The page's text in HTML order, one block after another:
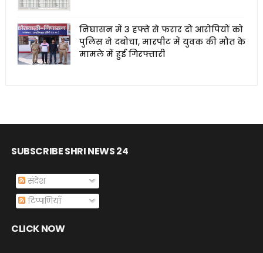
निघासन में 3 हफ्ते से फरार दो आरोपियों को
पुलिस ने दबोचा, मारपीट में युवक की मौत के
मामले में हुई गिरफ्तारी
SUBSCRIBE SHRI NEWS 24
संदेश
टिप्पणियाँ
CLICK NOW